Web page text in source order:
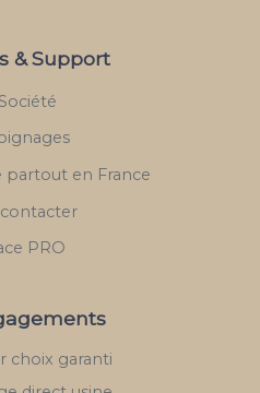
& Support
partout en France
PRO
choix garanti